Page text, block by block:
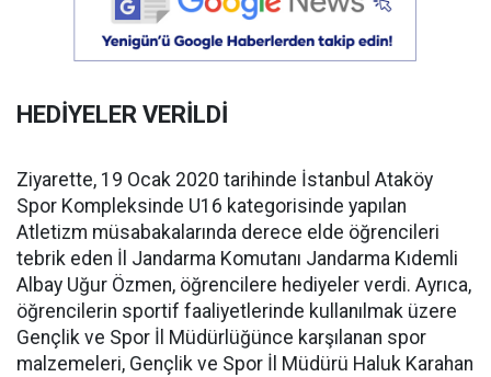
HEDİYELER VERİLDİ
Ziyarette, 19 Ocak 2020 tarihinde İstanbul Ataköy
Spor Kompleksinde U16 kategorisinde yapılan
Atletizm müsabakalarında derece elde öğrencileri
tebrik eden İl Jandarma Komutanı Jandarma Kıdemli
Albay Uğur Özmen, öğrencilere hediyeler verdi. Ayrıca,
öğrencilerin sportif faaliyetlerinde kullanılmak üzere
Gençlik ve Spor İl Müdürlüğünce karşılanan spor
malzemeleri, Gençlik ve Spor İl Müdürü Haluk Karahan